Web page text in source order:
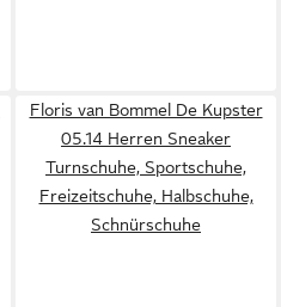
Floris van Bommel De Kupster
05.14 Herren Sneaker
Turnschuhe, Sportschuhe,
Freizeitschuhe, Halbschuhe,
Schnürschuhe